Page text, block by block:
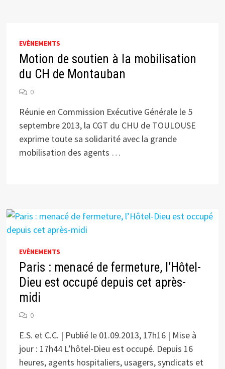
EVÈNEMENTS
Motion de soutien à la mobilisation
du CH de Montauban
0
Réunie en Commission Exécutive Générale le 5
septembre 2013, la CGT du CHU de TOULOUSE
exprime toute sa solidarité avec la grande
mobilisation des agents …
EVÈNEMENTS
Paris : menacé de fermeture, l’Hôtel-
Dieu est occupé depuis cet après-
midi
0
E.S. et C.C. | Publié le 01.09.2013, 17h16 | Mise à
jour : 17h44 L’hôtel-Dieu est occupé. Depuis 16
heures, agents hospitaliers, usagers, syndicats et